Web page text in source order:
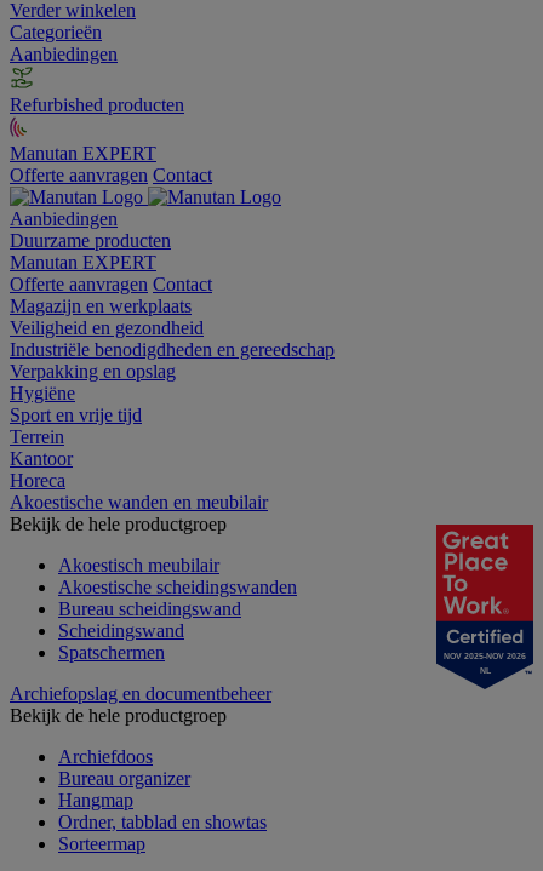
Verder winkelen
Categorieën
Aanbiedingen
Refurbished producten
Manutan EXPERT
Offerte aanvragen Contact
Aanbiedingen
Duurzame producten
Manutan EXPERT
Offerte aanvragen Contact
Magazijn en werkplaats
Veiligheid en gezondheid
Industriële benodigdheden en gereedschap
Verpakking en opslag
Hygiëne
Sport en vrije tijd
Terrein
Kantoor
Horeca
Akoestische wanden en meubilair
Bekijk de hele productgroep
Akoestisch meubilair
Akoestische scheidingswanden
Bureau scheidingswand
Scheidingswand
Spatschermen
Archiefopslag en documentbeheer
Bekijk de hele productgroep
Archiefdoos
Bureau organizer
Hangmap
Ordner, tabblad en showtas
Sorteermap
NOV 2025-NOV 2026
NL